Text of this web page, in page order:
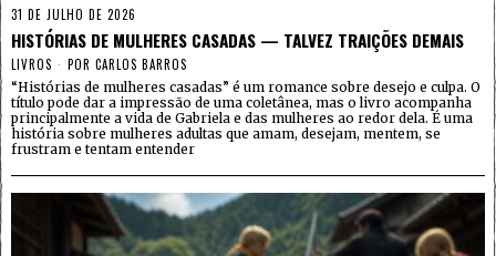
31 DE JULHO DE 2026
HISTÓRIAS DE MULHERES CASADAS — TALVEZ TRAIÇÕES DEMAIS
LIVROS POR CARLOS BARROS
“Histórias de mulheres casadas” é um romance sobre desejo e culpa. O
título pode dar a impressão de uma coletânea, mas o livro acompanha
principalmente a vida de Gabriela e das mulheres ao redor dela. É uma
história sobre mulheres adultas que amam, desejam, mentem, se
frustram e tentam entender